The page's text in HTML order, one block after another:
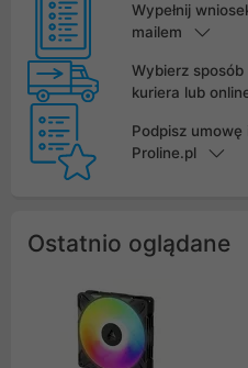
Wypełnij
mailem
Wybierz
kuriera lub
Podpisz
Proline.pl
Ostatnio oglądane